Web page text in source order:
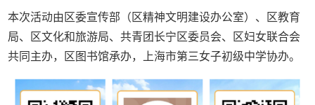
本次活动由区委宣传部（区精神文明建设办公室）、区教育
局、区文化和旅游局、共青团长宁区委员会、区妇女联合会
共同主办，区图书馆承办，上海市第三女子初级中学协办。